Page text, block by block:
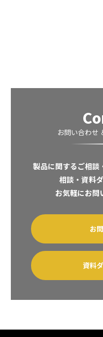
お問い合わせ
製品に関するご相談
相談・資料
お気軽にお問
お
資料